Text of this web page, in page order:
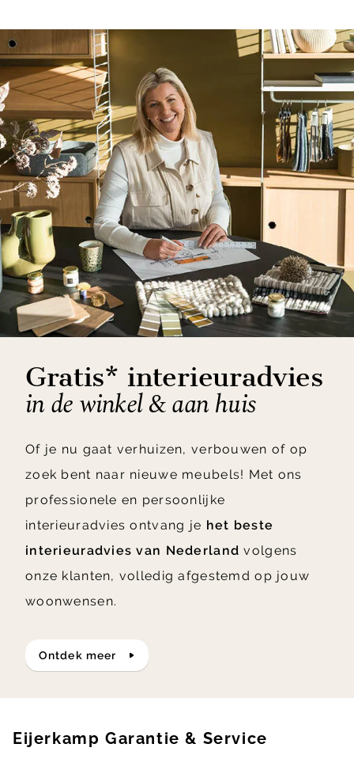
Gratis* interieuradvies
in de winkel & aan huis
Of je nu gaat verhuizen, verbouwen of op
zoek bent naar nieuwe meubels! Met ons
professionele en persoonlijke
interieuradvies ontvang je het beste
interieuradvies van Nederland volgens
onze klanten, volledig afgestemd op jouw
woonwensen.
ontdek meer
Eijerkamp Garantie & Service